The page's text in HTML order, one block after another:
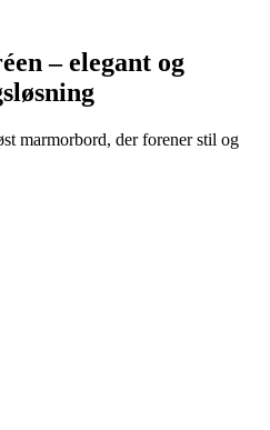
– elegant og
marmorbord, der forener stil og